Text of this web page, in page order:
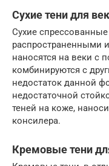
Сухие тени для век
Сухие
распространенными
наносятся на веки с
комбинируются с
недостаток данной
недостаточной
теней на коже,
консилера.
Кремовые тени